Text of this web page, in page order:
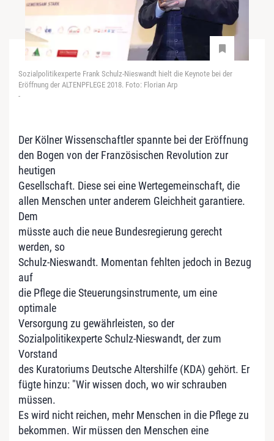
Sozialpolitikexperte Frank Schulz-Nieswandt hielt die Keynote bei der
Eröffnung der ALTENPFLEGE 2018. Foto: Florian Arp
-
Der Kölner Wissenschaftler spannte bei der Eröffnung
den Bogen von der Französischen Revolution zur
heutigen
Gesellschaft. Diese sei eine Wertegemeinschaft, die
allen Menschen unter anderem Gleichheit garantiere.
Dem
müsste auch die neue Bundesregierung gerecht
werden, so
Schulz-Nieswandt. Momentan fehlten jedoch in Bezug
auf
die Pflege die Steuerungsinstrumente, um eine
optimale
Versorgung zu gewährleisten, so der
Sozialpolitikexperte Schulz-Nieswandt, der zum
Vorstand
des Kuratoriums Deutsche Altershilfe (KDA) gehört. Er
fügte hinzu: "Wir wissen doch, wo wir schrauben
müssen.
Es wird nicht reichen, mehr Menschen in die Pflege zu
bekommen. Wir müssen den Menschen eine